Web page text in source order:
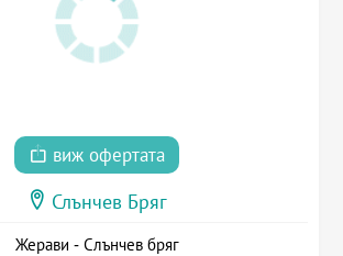
виж офертата
Слънчев Бряг
Жерави - Слънчев бряг